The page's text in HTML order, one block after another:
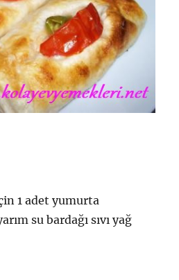
1 adet yumurta
su bardağı sıvı yağ